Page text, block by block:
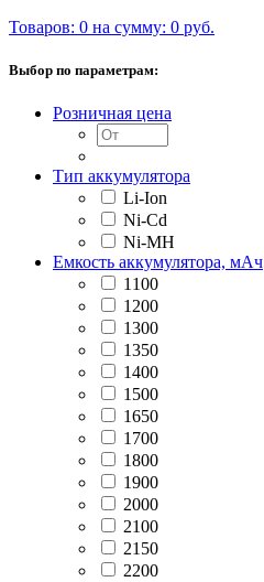
Товаров: 0 на сумму: 0 руб.
Выбор по параметрам:
Розничная цена
Тип аккумулятора
Li-Ion
Ni-Cd
Ni-MH
Емкость аккумулятора, мАч
1100
1200
1300
1350
1400
1500
1650
1700
1800
1900
2000
2100
2150
2200